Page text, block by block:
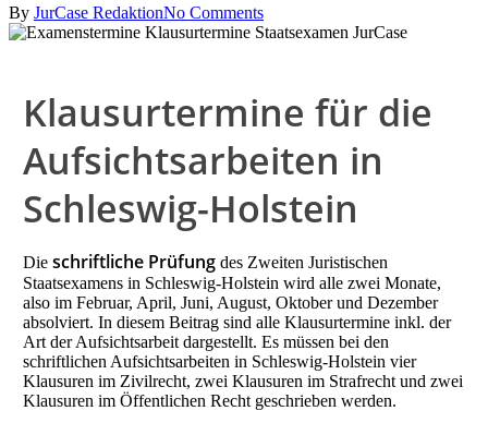
By JurCase RedaktionNo Comments
Klausurtermine für die
Aufsichtsarbeiten in
Schleswig-Holstein
Dieschriftliche Prüfung des Zweiten Juristischen
Staatsexamens in Schleswig-Holstein wird alle zwei Monate,
also im Februar, April, Juni, August, Oktober und Dezember
absolviert. In diesem Beitrag sind alle Klausurtermine inkl. der
Art der Aufsichtsarbeit dargestellt. Es müssen bei den
schriftlichen Aufsichtsarbeiten in Schleswig-Holstein vier
Klausuren im Zivilrecht, zwei Klausuren im Strafrecht und zwei
Klausuren im Öffentlichen Recht geschrieben werden.